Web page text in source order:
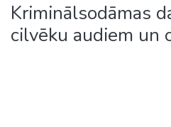
Kriminālsodāmas
cilvēku audiem un